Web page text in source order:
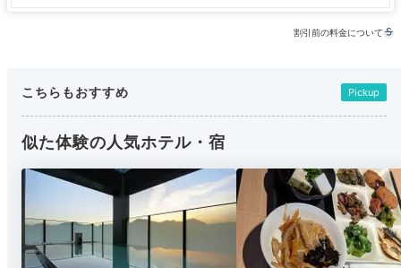
割引前の料金について
こちらもおすすめ Pickup
似た体験の人気ホテル・宿